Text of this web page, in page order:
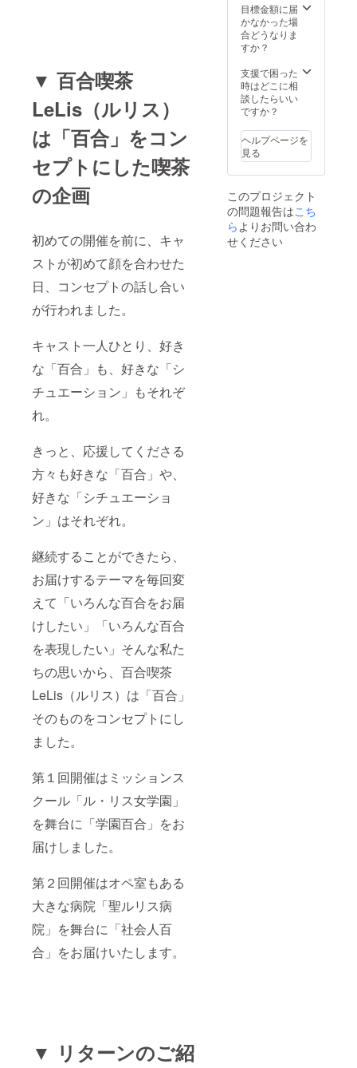
▼ 百合喫茶
LeLis（ルリス）
は「百合」をコン
セプトにした喫茶
の企画
初めての開催を前に、キャ
ストが初めて顔を合わせた
日、コンセプトの話し合い
が行われました。
キャスト一人ひとり、好き
な「百合」も、好きな「シ
チュエーション」もそれぞ
れ。
きっと、応援してくださる
方々も好きな「百合」や、
好きな「シチュエーショ
ン」はそれぞれ。
継続することができたら、
お届けするテーマを毎回変
えて「いろんな百合をお届
けしたい」「いろんな百合
を表現したい」そんな私た
ちの思いから、百合喫茶
LeLis（ルリス）は「百合」
そのものをコンセプトにし
ました。
第１回開催はミッションス
クール「ル・リス女学園」
を舞台に「学園百合」をお
届けしました。
第２回開催はオペ室もある
大きな病院「聖ルリス病
院」を舞台に「社会人百
合」をお届けいたします。
▼ リターンのご紹
す。各枠ごとに
リターンがござ
いますのでご注
意ください。 ※
ストから２名ご
指名ください。
（キャストの
ページはこち
https://mayuriki
ss.amebaownd.
com/pages/205
8958/gallery
目標金額に届
かなかった場
合どうなりま
すか？
支援で困った
時はどこに相
談したらいい
ですか？
ヘルプページを
見る
このプロジェクト
の問題報告はこち
らよりお問い合わ
せください